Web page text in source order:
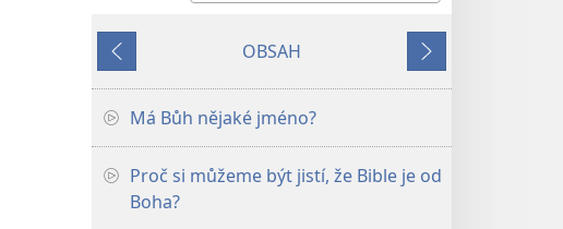
Předchozí
OBSAH
Další
Má Bůh nějaké jméno?
Proč si můžeme být jistí, že Bible je od
Boha?